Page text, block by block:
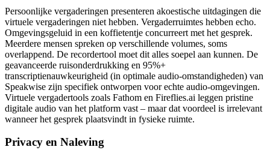
Persoonlijke vergaderingen presenteren akoestische uitdagingen die
virtuele vergaderingen niet hebben. Vergaderruimtes hebben echo.
Omgevingsgeluid in een koffietentje concurreert met het gesprek.
Meerdere mensen spreken op verschillende volumes, soms
overlappend. De recordertool moet dit alles soepel aan kunnen. De
geavanceerde ruisonderdrukking en 95%+
transcriptienauwkeurigheid (in optimale audio-omstandigheden) van
Speakwise zijn specifiek ontworpen voor echte audio-omgevingen.
Virtuele vergadertools zoals Fathom en Fireflies.ai leggen pristine
digitale audio van het platform vast – maar dat voordeel is irrelevant
wanneer het gesprek plaatsvindt in fysieke ruimte.
Privacy en Naleving